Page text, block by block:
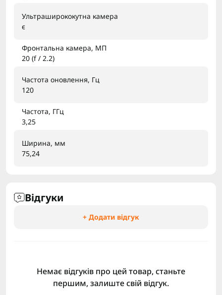
Ультраширококутна камера
є
Фронтальна камера, МП
20 (f / 2.2)
Частота оновлення, Гц
120
Частота, ГГц
3,25
Ширина, мм
75,24
Відгуки
+ Додати відгук
Немає відгуків про цей товар, станьте
першим, залиште свій відгук.